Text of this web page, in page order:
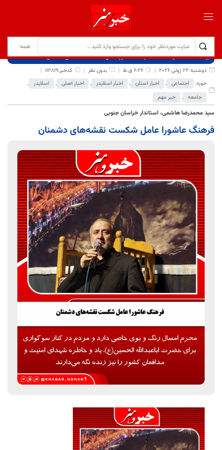
برگ نخست نوشته‌ها
فرهنگ عاشورا عامل شکست نقشه‌های دشمنان
دوشنبه 22 ژوئن 2026
6:26 ق.ظ بدون نظر
کدخبر:112819
حوزه:
اجتماعی , اخبار استان , اخبار اسلایدر , اخبار اصلی , اسلایدر
,
جامعه , خبر مهم
سید محمدرضا هاشمی، استاندار خراسان جنوبی
فرهنگ عاشورا عامل شکست نقشه‌های دشمنان